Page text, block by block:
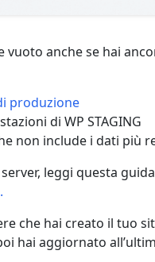
anche se hai
produzione
di WP STAGING
non include i dati più
leggi questa
che hai creato il tuo
hai aggiornato